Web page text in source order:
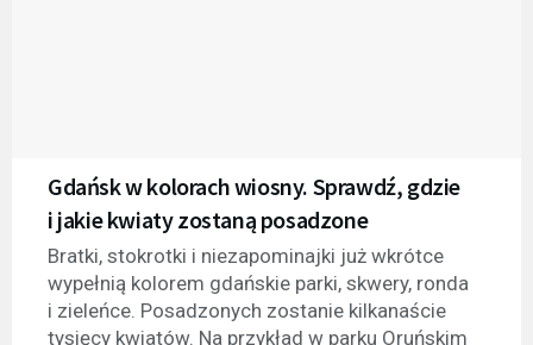
Gdańsk w kolorach wiosny. Sprawdź, gdzie
i jakie kwiaty zostaną posadzone
Bratki, stokrotki i niezapominajki już wkrótce
wypełnią kolorem gdańskie parki, skwery, ronda
i zieleńce. Posadzonych zostanie kilkanaście
tysięcy kwiatów. Na przykład w parku Oruńskim